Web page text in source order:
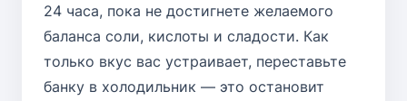
24 часа, пока не достигнете желаемого
баланса соли, кислоты и сладости. Как
только вкус вас устраивает, переставьте
банку в холодильник — это остановит